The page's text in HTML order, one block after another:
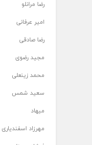
رضا مرانلو
امیر عرفانی
رضا صادقی
مجید رضوی
محمد زینعلی
سعید شمس
میهاد
مهرزاد اسفندیاری